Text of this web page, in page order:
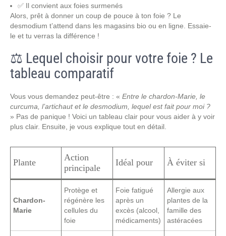
✅ Il convient aux foies surmenés
Alors, prêt à donner un coup de pouce à ton foie ? Le
desmodium t’attend dans les magasins bio ou en ligne. Essaie-
le et tu verras la différence !
⚖️ Lequel choisir pour votre foie ? Le
tableau comparatif
Vous vous demandez peut-être : « Entre le chardon-Marie, le
curcuma, l’artichaut et le desmodium, lequel est fait pour moi ?
» Pas de panique ! Voici un tableau clair pour vous aider à y voir
plus clair. Ensuite, je vous explique tout en détail.
Plante
Action
principale
Idéal pour À éviter si
Chardon-
Marie
Protège et
régénère les
cellules du
foie
Foie fatigué
après un
excès (alcool,
médicaments)
Allergie aux
plantes de la
famille des
astéracées